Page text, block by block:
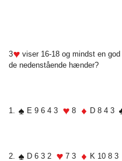
3
viser 16-18 og mindst en
de nedenstående hænder?
1. E 9 6 4 3 8 D 8 4 3
2. D 6 3 2 7 3 K 10 8 3